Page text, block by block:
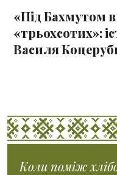
«Під Бахмутом
«трьохсотих»:
Василя
Коли поміж